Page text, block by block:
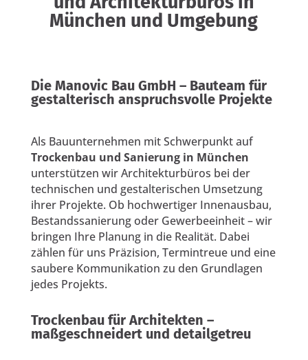
München und Umgebung
Die Manovic Bau GmbH – Bauteam für
gestalterisch anspruchsvolle Projekte
Als Bauunternehmen mit Schwerpunkt auf
Trockenbau und Sanierung in München
unterstützen wir Architekturbüros bei der
technischen und gestalterischen Umsetzung
ihrer Projekte. Ob hochwertiger Innenausbau,
Bestandssanierung oder Gewerbeeinheit – wir
bringen Ihre Planung in die Realität. Dabei
zählen für uns Präzision, Termintreue und eine
saubere Kommunikation zu den Grundlagen
jedes Projekts.
Trockenbau für Architekten –
maßgeschneidert und detailgetreu